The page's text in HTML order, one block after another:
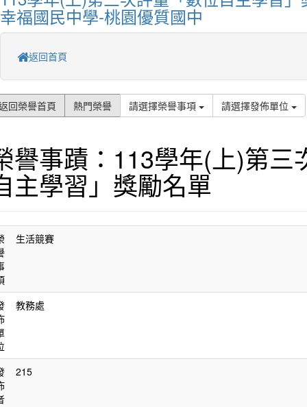
幸福國民中學-桃園優質國中
返回首頁
回榮譽首頁 熱門榮譽 請選擇榮譽事項 請選擇發佈單位
譽事蹟：113學年(上)第三
主學習」獎勵名單
生活競賽
教務處
215